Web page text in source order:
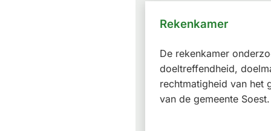
Rekenkamer
De rekenkamer
doeltreffendheid,
rechtmatigheid van het
van de gemeente Soest.